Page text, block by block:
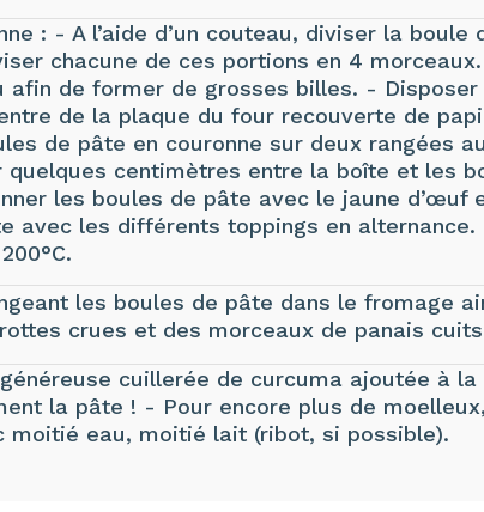
: - A l’aide d’un couteau, diviser la boule
chacune de ces portions en 4
afin de former de grosses billes. - Disposer
de la plaque du four recouverte de
de pâte en couronne sur deux rangées
quelques centimètres entre la boîte et les
les boules de pâte avec le jaune d’œuf
avec les différents toppings en
les boules de pâte dans le fromage
crues et des morceaux de panais
cuillerée de curcuma ajoutée à la
la pâte ! - Pour encore plus de
moitié eau, moitié lait (ribot, si possible).